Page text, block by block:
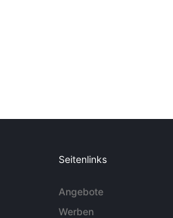
Seitenlinks
Angebote
Werben